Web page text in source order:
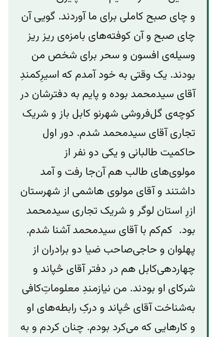
و چای صبح کاملی برای ما آوردند. گویی آن
چای صبح و آن کوفته‌های بامزه‌ی ریز ریز
وسیله‌ی افسون و سحر برای شخص من
بودند. یک وقتی به خود آمدم که اسیرِکمندِ
آقای سیدمحمد بوده و پایم به دفترشان در
کوچه‌ی گل‌فروشی شهرنو کابل باز و شریک
تجاری آقای سیدمحمد شدم. دور اول
حاکمیت طالبانی و یکی دو نفر از
مولوی‌های طالب هم آن‌جا رفت و آمد
داشتند و‌ آقای مولوی هاشمی از شهرستان
ازرِ استان لوگر و شریک تجاری سیدمحمد
بود. کم‌کم با آقای سیدمحمد آشنا شدم.
پهلوان و حاجی‌صاحب ضیا دو برادران از
چهاردهی‌کابل هم در دفتر آقای څپاند و
شرکای او بودند. من نیازمندِ معلوماتِ‌کافی
به‌شناخت آقای څپاند و درکِ رابطه‌های او
و کارهایی که می‌کرد بودم.‌ چنان کردم و به